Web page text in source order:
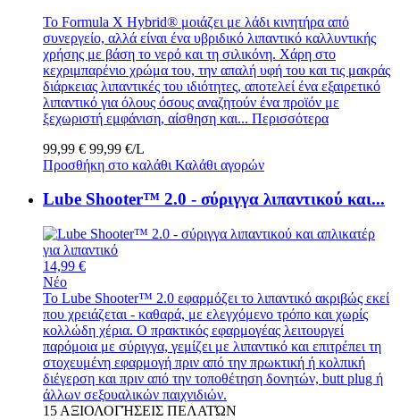
Το Formula X Hybrid® μοιάζει με λάδι κινητήρα από
συνεργείο, αλλά είναι ένα υβριδικό λιπαντικό καλλυντικής
χρήσης με βάση το νερό και τη σιλικόνη. Χάρη στο
κεχριμπαρένιο χρώμα του, την απαλή υφή του και τις μακράς
διάρκειας λιπαντικές του ιδιότητες, αποτελεί ένα εξαιρετικό
λιπαντικό για όλους όσους αναζητούν ένα προϊόν με
ξεχωριστή εμφάνιση, αίσθηση και... Περισσότερα
99,99 € 99,99 €/L
Προσθήκη στο καλάθι Καλάθι αγορών
Lube Shooter™ 2.0 - σύριγγα λιπαντικού και...
14,99 €
Νέο
Το Lube Shooter™ 2.0 εφαρμόζει το λιπαντικό ακριβώς εκεί
που χρειάζεται - καθαρά, με ελεγχόμενο τρόπο και χωρίς
κολλώδη χέρια. Ο πρακτικός εφαρμογέας λειτουργεί
παρόμοια με σύριγγα, γεμίζει με λιπαντικό και επιτρέπει τη
στοχευμένη εφαρμογή πριν από την πρωκτική ή κολπική
διέγερση και πριν από την τοποθέτηση δονητών, butt plug ή
άλλων σεξουαλικών παιχνιδιών.
15 ΑΞΙΟΛΟΓΉΣΕΙΣ ΠΕΛΑΤΏΝ